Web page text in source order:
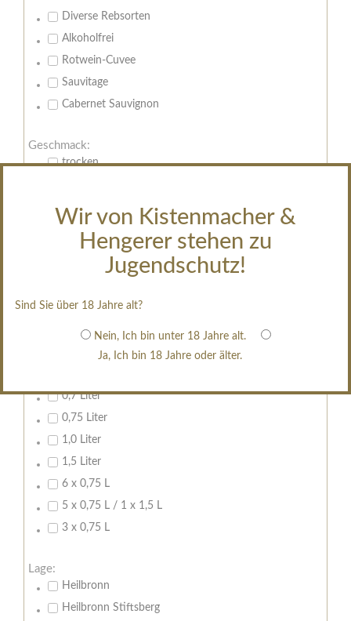
Wir von Kistenmacher &
Hengerer stehen zu
Jugendschutz!
Sind Sie über 18 Jahre alt?
Nein, Ich bin unter 18 Jahre alt.
Ja, Ich bin 18 Jahre oder älter.
Diverse Rebsorten
Alkoholfrei
Rotwein-Cuvee
Sauvitage
Cabernet Sauvignon
Geschmack:
trocken
halbtrocken
edelsüß
erfrischend, nicht zu süß
0,7 Liter
0,75 Liter
1,0 Liter
1,5 Liter
6 x 0,75 L
5 x 0,75 L / 1 x 1,5 L
3 x 0,75 L
Lage:
Heilbronn
Heilbronn Stiftsberg